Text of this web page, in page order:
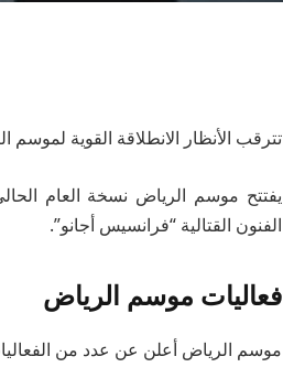
تترقب الأنظار الانطلاقة القوية لموسم الرياض 2023/ 2024 اليوم
يفتتح موسم الرياض نسخة العام
الفنون القتالية “فرانسيس أجانو”.
فعاليات موسم الرياض
موسم الرياض أعلن عن عدد من